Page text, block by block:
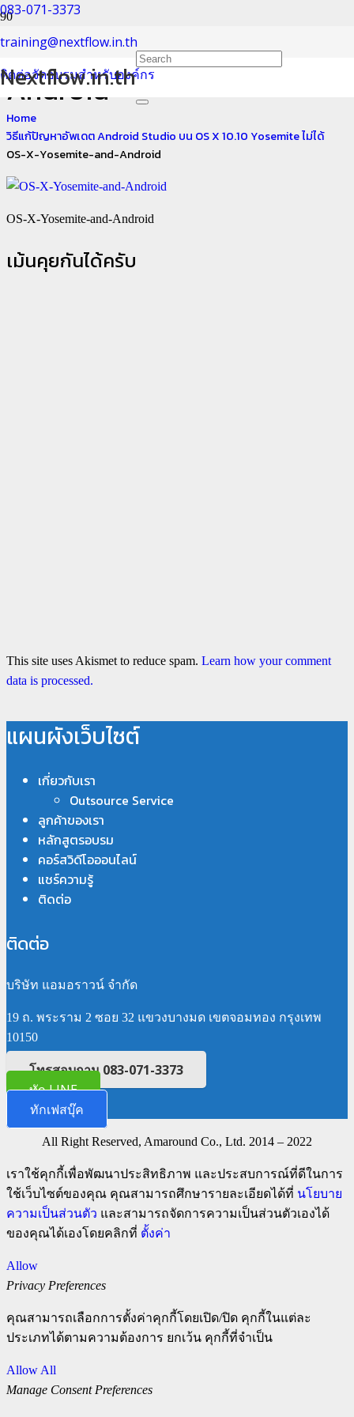
083-071-3373
training@nextflow.in.th
ติดต่อจัดอบรมสำหรับองค์กร
Nextflow.in.th
OS-X-Yosemite-and-
Android
Home
วิธีแก้ปัญหาอัพเดต Android Studio บน OS X 10.10 Yosemite ไม่ได้
OS-X-Yosemite-and-Android
OS-X-Yosemite-and-Android
เม้นคุยกันได้ครับ
This site uses Akismet to reduce spam. Learn how your comment
data is processed.
แผนผังเว็บไซต์
เกี่ยวกับเรา
Outsource Service
ลูกค้าของเรา
หลักสูตรอบรม
คอร์สวิดีโอออนไลน์
แชร์ความรู้
ติดต่อ
ติดต่อ
บริษัท แอมอราวน์ จำกัด
19 ถ. พระราม 2 ซอย 32 แขวงบางมด เขตจอมทอง กรุงเทพ
10150
โทรสอบถาม 083-071-3373
ทัก LINE
ทักเฟสบุ๊ค
All Right Reserved, Amaround Co., Ltd. 2014 – 2022
เราใช้คุกกี้เพื่อพัฒนาประสิทธิภาพ และประสบการณ์ที่ดีในการ
ใช้เว็บไซต์ของคุณ คุณสามารถศึกษารายละเอียดได้ที่ นโยบาย
ความเป็นส่วนตัว และสามารถจัดการความเป็นส่วนตัวเองได้
ของคุณได้เองโดยคลิกที่ ตั้งค่า
Allow
Privacy Preferences
คุณสามารถเลือกการตั้งค่าคุกกี้โดยเปิด/ปิด คุกกี้ในแต่ละ
ประเภทได้ตามความต้องการ ยกเว้น คุกกี้ที่จำเป็น
Allow All
Manage Consent Preferences